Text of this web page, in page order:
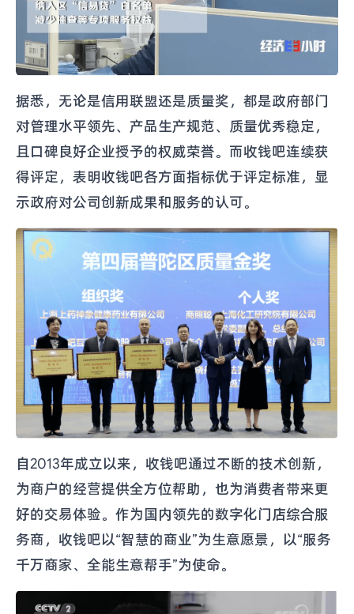
据悉，无论是信用联盟还是质量奖，都是政府部门
对管理水平领先、产品生产规范、质量优秀稳定，
且口碑良好企业授予的权威荣誉。而收钱吧连续获
得评定，表明收钱吧各方面指标优于评定标准，显
示政府对公司创新成果和服务的认可。
自2013年成立以来，收钱吧通过不断的技术创新，
为商户的经营提供全方位帮助，也为消费者带来更
好的交易体验。作为国内领先的数字化门店综合服
务商，收钱吧以“智慧的商业”为生意愿景，以“服务
千万商家、全能生意帮手”为使命。